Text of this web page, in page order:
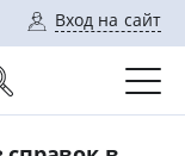
Вход на сайт